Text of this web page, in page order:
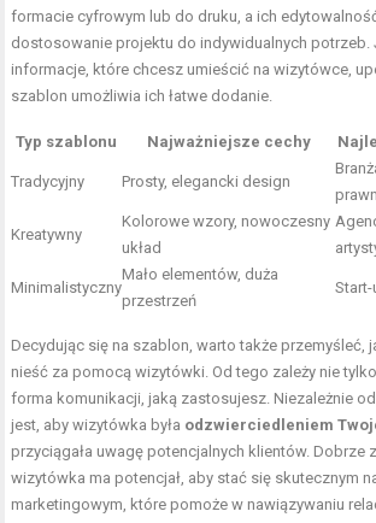
formacie cyfrowym lub do druku, a ich
dostosowanie projektu do indywidualnych potrzeb.
informacje, które chcesz umieścić na wizytówce,
szablon umożliwia ich łatwe dodanie.
Typ szablonu Najważniejsze cechy
Tradycyjny Prosty, elegancki design
Kreatywny
Kolorowe wzory, nowoczesny
układ
Minimalistyczny
Mało elementów, duża
przestrzeń
Decydując się na szablon, warto także przemyśleć,
nieść za pomocą wizytówki. Od tego zależy nie
forma komunikacji, jaką zastosujesz. Niezależnie
jest, aby wizytówka była odzwierciedleniem
przyciągała uwagę potencjalnych klientów. Dobrze
wizytówka ma potencjał, aby stać się skutecznym
marketingowym, które pomoże w nawiązywaniu